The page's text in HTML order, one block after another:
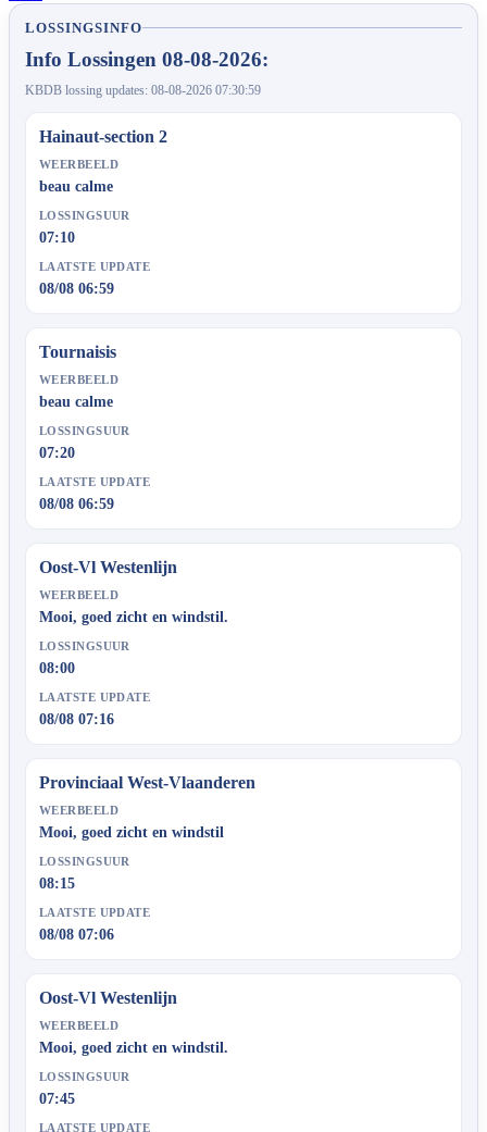
LOSSINGSINFO
Info Lossingen 08-08-2026:
KBDB lossing updates: 08-08-2026 07:30:59
Hainaut-section 2
WEERBEELD
beau calme
LOSSINGSUUR
07:10
LAATSTE UPDATE
08/08 06:59
Tournaisis
WEERBEELD
beau calme
LOSSINGSUUR
07:20
LAATSTE UPDATE
08/08 06:59
Oost-Vl Westenlijn
WEERBEELD
Mooi, goed zicht en windstil.
LOSSINGSUUR
08:00
LAATSTE UPDATE
08/08 07:16
Provinciaal West-Vlaanderen
WEERBEELD
Mooi, goed zicht en windstil
LOSSINGSUUR
08:15
LAATSTE UPDATE
08/08 07:06
Oost-Vl Westenlijn
WEERBEELD
Mooi, goed zicht en windstil.
LOSSINGSUUR
07:45
LAATSTE UPDATE